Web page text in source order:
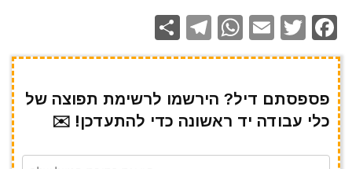
F
a
e
b
o
T
w
te
r
E
m
l
W
h
s
A
p
T
el
gr
a
m
h
e
פספסתם דיל? הירשמו לרשימת תפוצה של
כלי עבודה יד ראשונה כדי להתעדכן! ✉️